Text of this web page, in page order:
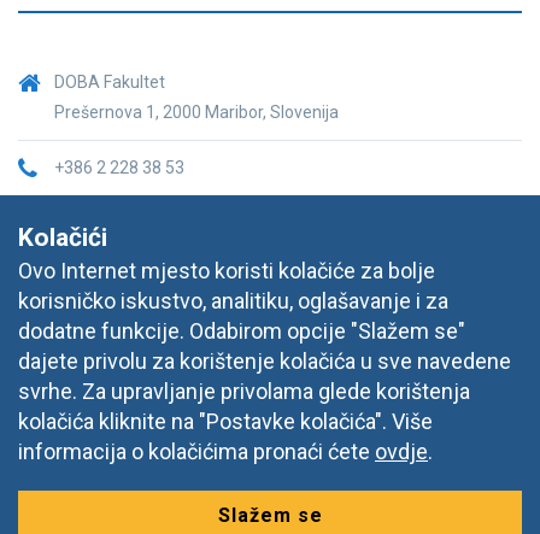
DOBA Fakultet
Prešernova 1, 2000 Maribor, Slovenija
+386 2 228 38 53
info@doba.hr
Kolačići
Ovo Internet mjesto koristi kolačiće za bolje
korisničko iskustvo, analitiku, oglašavanje i za
dodatne funkcije. Odabirom opcije "Slažem se"
dajete privolu za korištenje kolačića u sve navedene
svrhe. Za upravljanje privolama glede korištenja
kolačića kliknite na "Postavke kolačića". Više
informacija o kolačićima pronaći ćete ovdje.
Slažem se